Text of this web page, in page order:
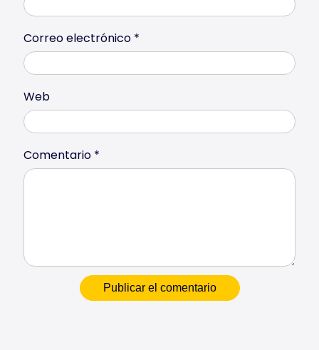
Comentario *
Correo electrónico *
Web